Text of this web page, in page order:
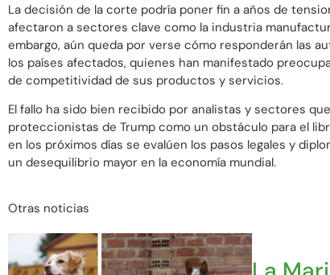
La decisión de la corte podría poner fin a años de
afectaron a sectores clave como la industria
embargo, aún queda por verse cómo responderán las
los países afectados, quienes han manifestado
de competitividad de sus productos y servicios.
El fallo ha sido bien recibido por analistas y sectores
proteccionistas de Trump como un obstáculo para el
en los próximos días se evalúen los pasos legales y
un desequilibrio mayor en la economía mundial.
Otras noticias